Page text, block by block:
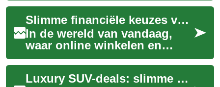
belangrijke factoren zoals
modelkenmer...
Slimme financiële keuzes voor uw volgende aankoop
In de wereld van vandaag,
waar online winkelen en
directe bevrediging de norm
zijn, zoeken veel
consumenten naar flex...
Luxury SUV-deals: slimme keuzes voor uw volgende SUV